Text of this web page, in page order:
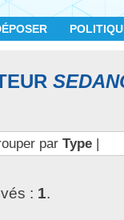
par Type|
: 1.